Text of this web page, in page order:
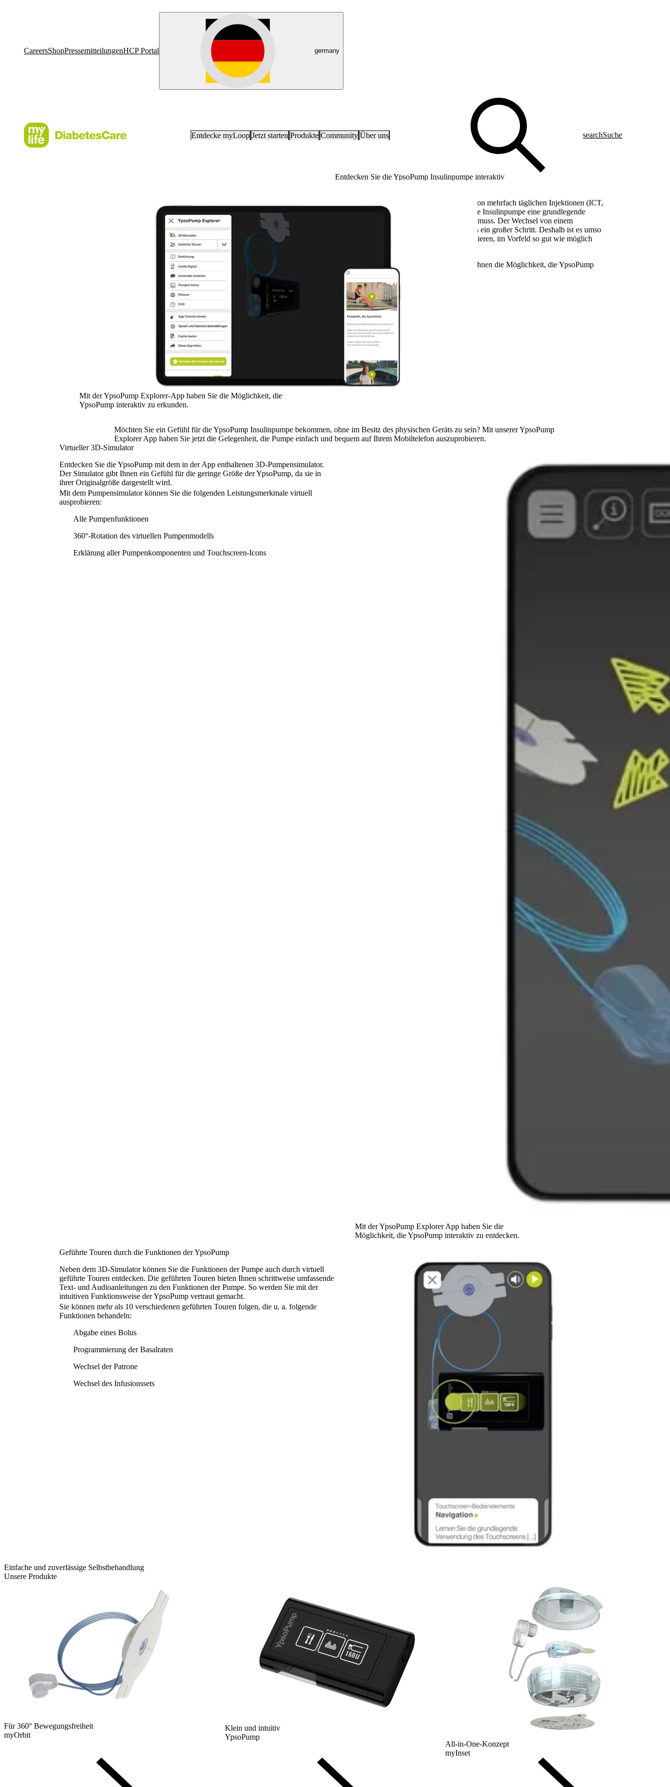
CareersShopPressemitteilungenHCP Portal germany
Entdecke myLoop Jetzt starten Produkte Community Über uns searchSuche
Mit der YpsoPump Explorer-App haben Sie die Möglichkeit, die
YpsoPump interaktiv zu erkunden.
Entdecken Sie die YpsoPump Insulinpumpe interaktiv
Für Menschen mit Diabetes ist der Umstieg von mehrfach täglichen Injektionen (ICT,
intensivierte konventionelle Therapie) auf eine Insulinpumpe eine grundlegende
Entscheidung, die sorgfältig überlegt werden muss. Der Wechsel von einem
Pumpenmodell zu einem anderen ist ebenfalls ein großer Schritt. Deshalb ist es umso
wichtiger, die Pumpe, für die Sie sich interessieren, im Vorfeld so gut wie möglich
Mit der YpsoPump Explorer App bieten wir Ihnen die Möglichkeit, die YpsoPump
auszuprobieren und mit ihr zu interagieren.
Möchten Sie ein Gefühl für die YpsoPump Insulinpumpe bekommen, ohne im Besitz des physischen Geräts zu sein? Mit unserer YpsoPump
Explorer App haben Sie jetzt die Gelegenheit, die Pumpe einfach und bequem auf Ihrem Mobiltelefon auszuprobieren.
Virtueller 3D-Simulator
Entdecken Sie die YpsoPump mit dem in der App enthaltenen 3D-Pumpensimulator.
Der Simulator gibt Ihnen ein Gefühl für die geringe Größe der YpsoPump, da sie in
ihrer Originalgröße dargestellt wird.
Mit dem Pumpensimulator können Sie die folgenden Leistungsmerkmale virtuell
ausprobieren:
Alle Pumpenfunktionen
360°-Rotation des virtuellen Pumpenmodells
Erklärung aller Pumpenkomponenten und Touchscreen-Icons
Mit der YpsoPump Explorer App haben Sie die
Möglichkeit, die YpsoPump interaktiv zu entdecken.
Geführte Touren durch die Funktionen der YpsoPump
Neben dem 3D-Simulator können Sie die Funktionen der Pumpe auch durch virtuell
geführte Touren entdecken. Die geführten Touren bieten Ihnen schrittweise umfassende
Text- und Audioanleitungen zu den Funktionen der Pumpe. So werden Sie mit der
intuitiven Funktionsweise der YpsoPump vertraut gemacht.
Sie können mehr als 10 verschiedenen geführten Touren folgen, die u. a. folgende
Funktionen behandeln:
Abgabe eines Bolus
Programmierung der Basalraten
Wechsel der Patrone
Wechsel des Infusionssets
Einfache und zuverlässige Selbstbehandlung
Unsere Produkte
Für 360° Bewegungsfreiheit
myOrbit
Klein und intuitiv
YpsoPump
All-in-One-Konzept
myInset